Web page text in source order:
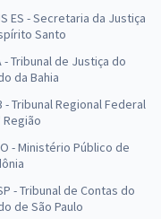
ES - Secretaria da Justiça
Santo
- Tribunal de Justiça do
da Bahia
- Tribunal Regional Federal
Região
- Ministério Público de
- Tribunal de Contas do
de São Paulo